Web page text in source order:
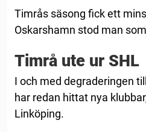
Timrås säsong fick ett
Oskarshamn stod man
Timrå ute ur SHL
I och med degraderingen
har redan hittat nya
Linköping.